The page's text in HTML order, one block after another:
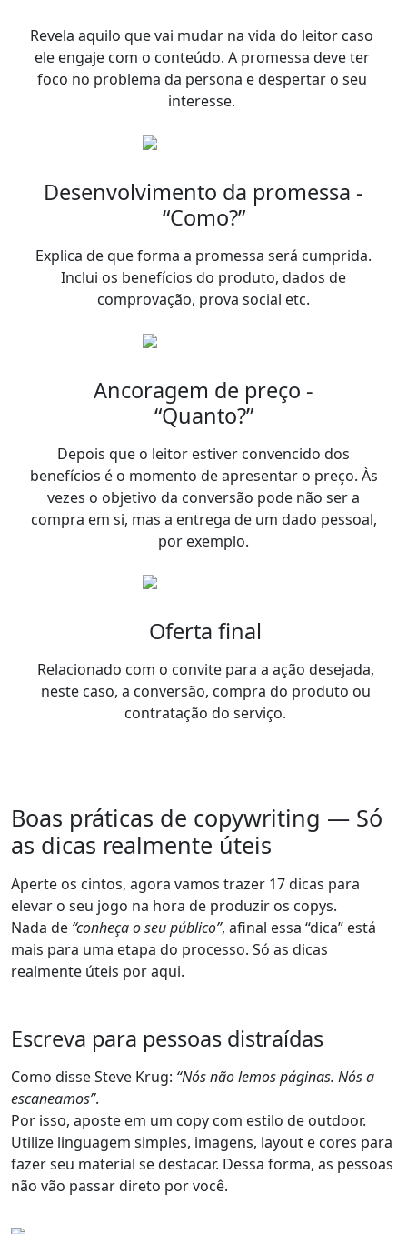
Revela aquilo que vai mudar na vida do leitor caso
ele engaje com o conteúdo. A promessa deve ter
foco no problema da persona e despertar o seu
interesse.
Desenvolvimento da promessa -
“Como?”
Explica de que forma a promessa será cumprida.
Inclui os benefícios do produto, dados de
comprovação, prova social etc.
Ancoragem de preço -
“Quanto?”
Depois que o leitor estiver convencido dos
benefícios é o momento de apresentar o preço. Às
vezes o objetivo da conversão pode não ser a
compra em si, mas a entrega de um dado pessoal,
por exemplo.
Oferta final
Relacionado com o convite para a ação desejada,
neste caso, a conversão, compra do produto ou
contratação do serviço.
Boas práticas de copywriting — Só
as dicas realmente úteis
Aperte os cintos, agora vamos trazer 17 dicas para
elevar o seu jogo na hora de produzir os copys.
Nada de “conheça o seu público”, afinal essa “dica” está
mais para uma etapa do processo. Só as dicas
realmente úteis por aqui.
Escreva para pessoas distraídas
Como disse Steve Krug: “Nós não lemos páginas. Nós a
escaneamos”.
Por isso, aposte em um copy com estilo de outdoor.
Utilize linguagem simples, imagens, layout e cores para
fazer seu material se destacar. Dessa forma, as pessoas
não vão passar direto por você.